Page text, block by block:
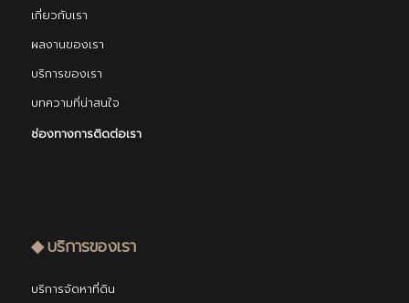
เกี่ยวกับเรา
ผลงานของเรา
บริการของเรา
บทความที่น่าสนใจ
ช่องทางการติดต่อเรา
◆ บริการของเรา
บริการจัดหาที่ดิน